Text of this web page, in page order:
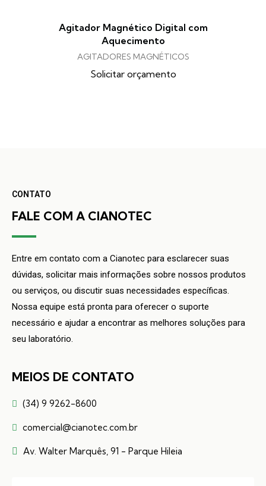
Agitador Magnético Digital com
Aquecimento
AGITADORES MAGNÉTICOS
Solicitar orçamento
CONTATO
FALE COM A CIANOTEC
Entre em contato com a Cianotec para esclarecer suas
dúvidas, solicitar mais informações sobre nossos produtos
ou serviços, ou discutir suas necessidades específicas.
Nossa equipe está pronta para oferecer o suporte
necessário e ajudar a encontrar as melhores soluções para
seu laboratório.
MEIOS DE CONTATO
(34) 9 9262-8600
comercial@cianotec.com.br
Av. Walter Marquês, 91 - Parque Hileia